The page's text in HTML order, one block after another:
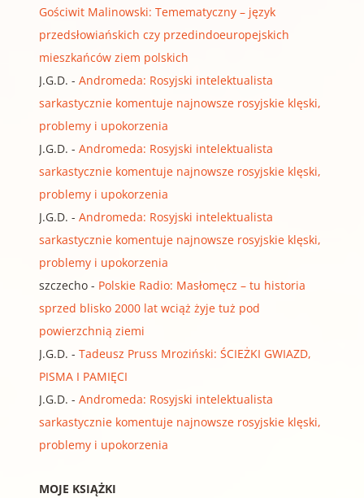
Gościwit Malinowski: Temematyczny – język
przedsłowiańskich czy przedindoeuropejskich
mieszkańców ziem polskich
J.G.D. - Andromeda: Rosyjski intelektualista
sarkastycznie komentuje najnowsze rosyjskie klęski,
problemy i upokorzenia
J.G.D. - Andromeda: Rosyjski intelektualista
sarkastycznie komentuje najnowsze rosyjskie klęski,
problemy i upokorzenia
J.G.D. - Andromeda: Rosyjski intelektualista
sarkastycznie komentuje najnowsze rosyjskie klęski,
problemy i upokorzenia
szczecho- Polskie Radio: Masłomęcz – tu historia
sprzed blisko 2000 lat wciąż żyje tuż pod
powierzchnią ziemi
J.G.D. - Tadeusz Pruss Mroziński: ŚCIEŻKI GWIAZD,
PISMA I PAMIĘCI
J.G.D. - Andromeda: Rosyjski intelektualista
sarkastycznie komentuje najnowsze rosyjskie klęski,
problemy i upokorzenia
MOJE KSIĄŻKI